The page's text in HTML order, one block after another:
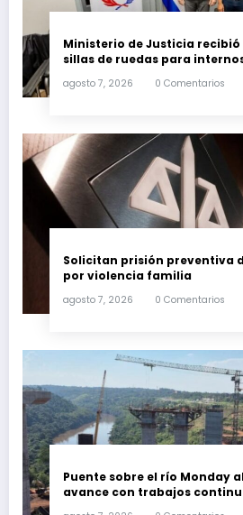
Ministerio de Justicia
sillas de ruedas para
agosto 7, 2026 0 Comentarios
Solicitan prisión preventiva
por violencia familia
agosto 7, 2026 0 Comentarios
Puente sobre el río Monday
avance con trabajos